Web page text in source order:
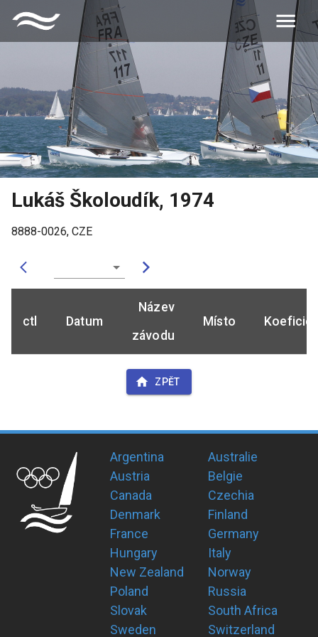
Lukáš Školoudík, 1974
8888-0026, CZE
ctl Datum
Název
závodu
Místo
ZPĚT
Argentina
Australie
Austria
Belgie
Canada
Czechia
Denmark
Finland
France
Germany
Hungary
Italy
New Zealand
Norway
Poland
Russia
Slovak
South Africa
Sweden
Switzerland